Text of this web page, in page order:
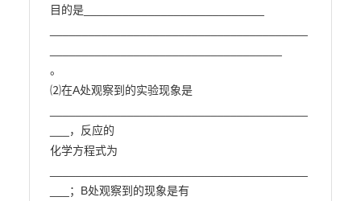
目的是____________________________
。
⑵在A处观察到的实验现象是
___，反应的
化学方程式为
___；B处观察到的现象是有